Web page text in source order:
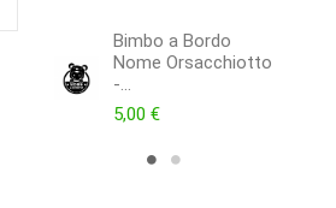
Bimbo a Bordo
Nome Orsacchiotto
-...
5,00 €